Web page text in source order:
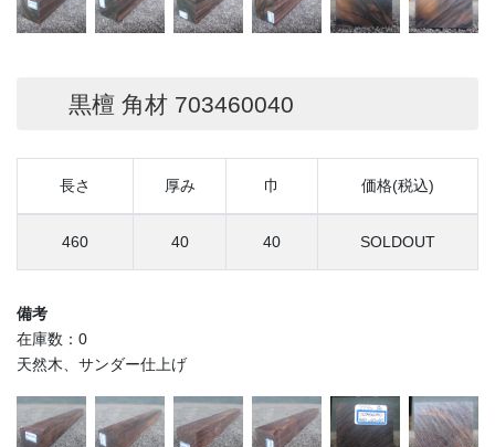
黒檀 角材 703460040
長さ 厚み 巾 価格(税込)
460 40 40 SOLDOUT
備考
在庫数：0
天然木、サンダー仕上げ